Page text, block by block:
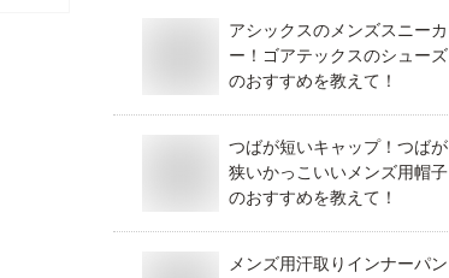
アシックスのメンズスニーカ
ー！ゴアテックスのシューズ
のおすすめを教えて！
つばが短いキャップ！つばが
狭いかっこいいメンズ用帽子
のおすすめを教えて！
メンズ用汗取りインナーパン